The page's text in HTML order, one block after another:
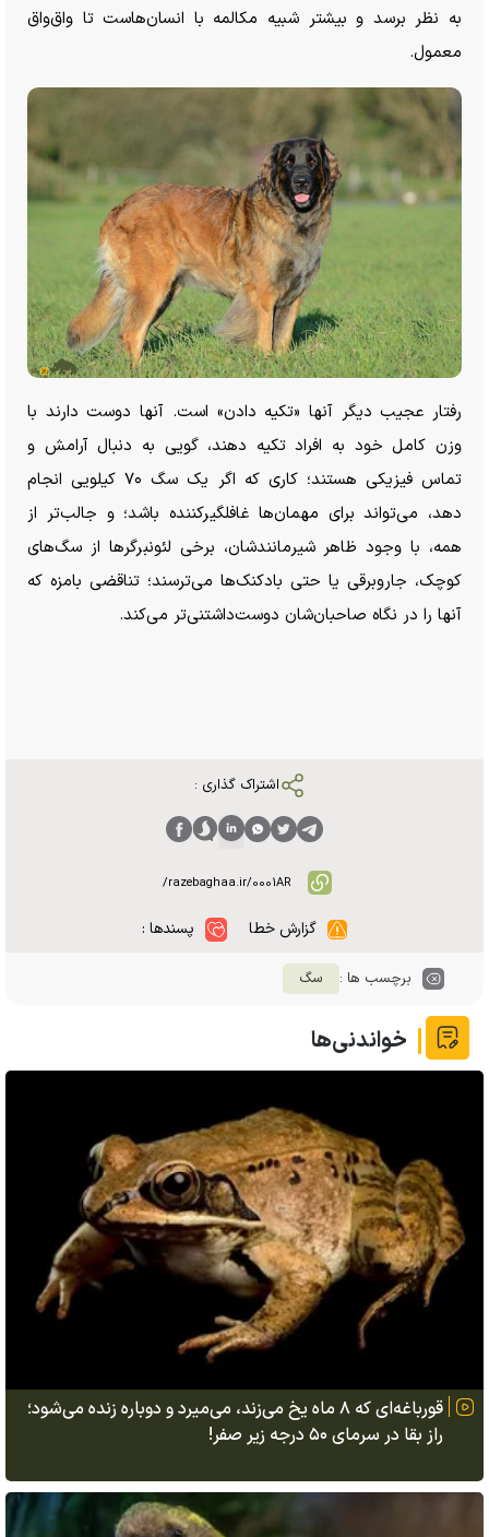
به نظر برسد و بیشتر شبیه مکالمه با انسان‌هاست تا واق‌واق
معمول.
رفتار عجیب دیگر آنها «تکیه دادن» است. آنها دوست دارند با
وزن کامل خود به افراد تکیه دهند، گویی به دنبال آرامش و
تماس فیزیکی هستند؛ کاری که اگر یک سگ ۷۰ کیلویی انجام
دهد، می‌تواند برای مهمان‌ها غافلگیرکننده باشد؛ و جالب‌تر از
همه، با وجود ظاهر شیرمانندشان، برخی لئونبرگر‌ها از سگ‌های
کوچک، جاروبرقی یا حتی بادکنک‌ها می‌ترسند؛ تناقضی بامزه که
آنها را در نگاه صاحبان‌شان دوست‌داشتنی‌تر می‌کند.
اشتراک گذاری :
گزارش خطا پسندها :
برچسب ها : سگ
خواندنی‌ها
قورباغه‌ای که ۸ ماه یخ می‌زند، می‌میرد و دوباره زنده می‌شود؛
راز بقا در سرمای ۵۰ درجه زیر صفر!